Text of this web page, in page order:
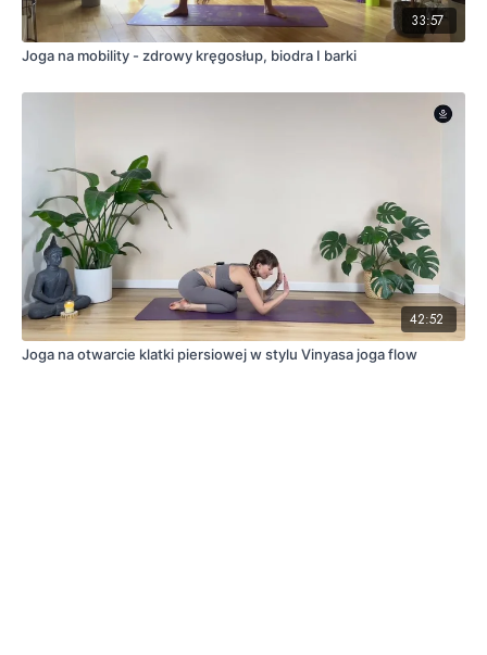
33:57
Joga na mobility - zdrowy kręgosłup, biodra I barki
42:52
Joga na otwarcie klatki piersiowej w stylu Vinyasa joga flow